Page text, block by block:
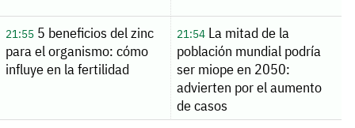
21:555 beneficios del zinc
para el organismo: cómo
influye en la fertilidad
21:54La mitad de la
población mundial podría
ser miope en 2050:
advierten por el aumento
de casos